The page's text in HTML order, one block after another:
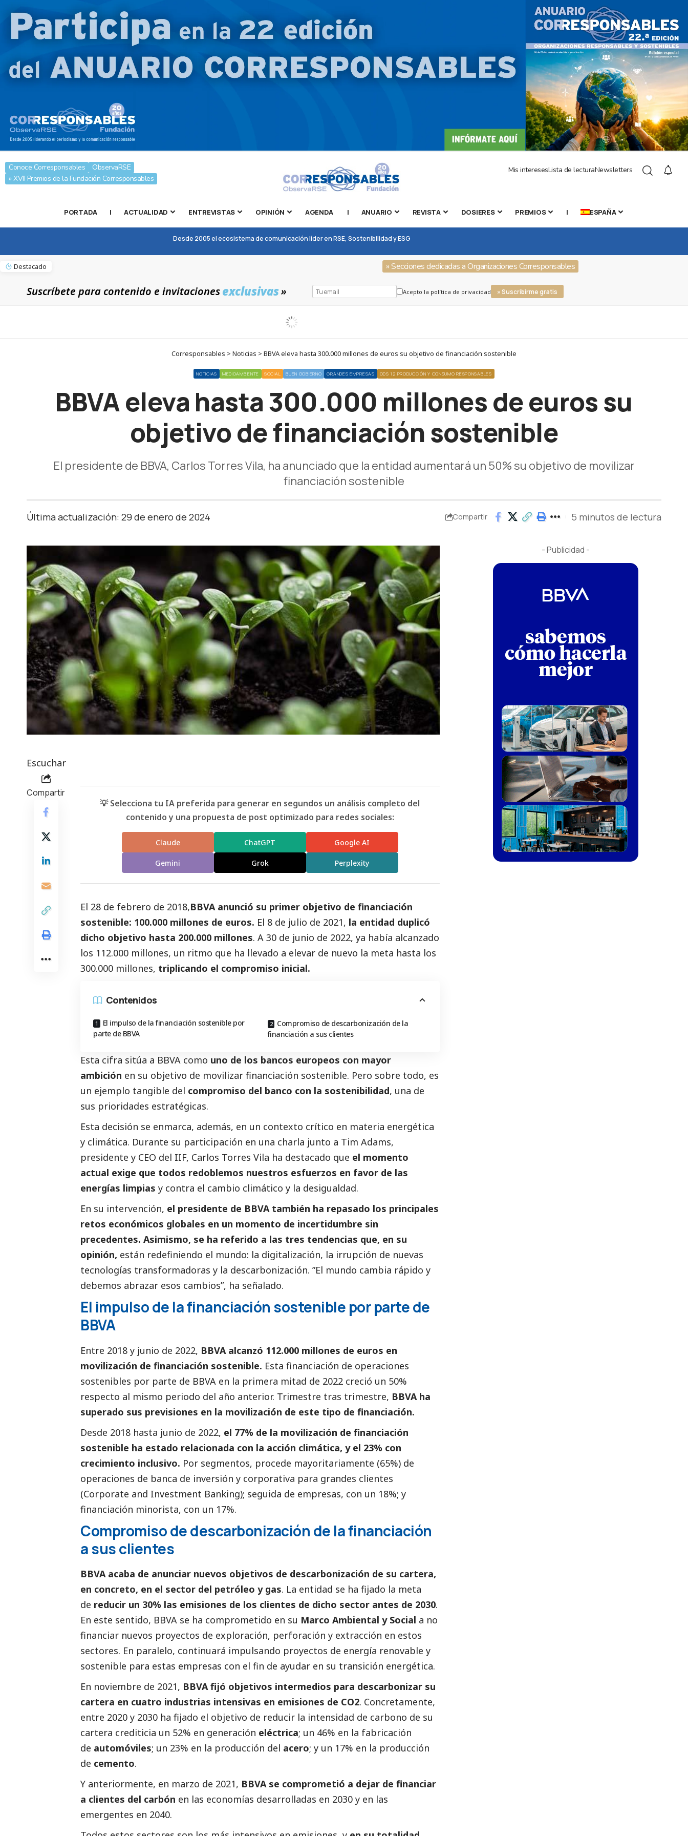
Conoce Corresponsables
ObservaRSE
» XVII Premios de la Fundación Corresponsables
Mis interesesLista de lecturaNewsletters
PORTADA | ACTUALIDAD ENTREVISTAS OPINIÓN AGENDA | ANUARIO REVISTA DOSIERES PREMIOS | ESPAÑA
Desde 2005 el ecosistema de comunicación líder en RSE, Sostenibilidad y ESG
Destacado » Secciones dedicadas a Organizaciones Corresponsables
Suscríbete para contenido e invitacionesexclusivas» Acepto la política de privacidad » Suscribirme gratis
Corresponsables > Noticias > BBVA eleva hasta 300.000 millones de euros su objetivo de financiación sostenible
NOTICIAS MEDIOAMBIENTE SOCIAL BUEN GOBIERNO GRANDES EMPRESAS ODS 12 PRODUCCIÓN Y CONSUMO RESPONSABLES
BBVA eleva hasta 300.000 millones de euros su
objetivo de financiación sostenible
El presidente de BBVA, Carlos Torres Vila, ha anunciado que la entidad aumentará un 50% su objetivo de movilizar
financiación sostenible
Última actualización: 29 de enero de 2024 Compartir 5 minutos de lectura
Escuchar
Compartir
💡 Selecciona tu IA preferida para generar en segundos un análisis completo del
contenido y una propuesta de post optimizado para redes sociales:
Claude ChatGPT Google AI
Gemini Grok Perplexity
El 28 de febrero de 2018,BBVA anunció su primer objetivo de financiación
sostenible: 100.000 millones de euros. El 8 de julio de 2021, la entidad duplicó
dicho objetivo hasta 200.000 millones. A 30 de junio de 2022, ya había alcanzado
los 112.000 millones, un ritmo que ha llevado a elevar de nuevo la meta hasta los
300.000 millones, triplicando el compromiso inicial.
Contenidos
El impulso de la financiación sostenible por
parte de BBVA
Compromiso de descarbonización de la
financiación a sus clientes
Esta cifra sitúa a BBVA como uno de los bancos europeos con mayor
ambición en su objetivo de movilizar financiación sostenible. Pero sobre todo, es
un ejemplo tangible del compromiso del banco con la sostenibilidad, una de
sus prioridades estratégicas.
Esta decisión se enmarca, además, en un contexto crítico en materia energética
y climática. Durante su participación en una charla junto a Tim Adams,
presidente y CEO del IIF, Carlos Torres Vila ha destacado que el momento
actual exige que todos redoblemos nuestros esfuerzos en favor de las
energías limpias y contra el cambio climático y la desigualdad.
En su intervención, el presidente de BBVA también ha repasado los principales
retos económicos globales en un momento de incertidumbre sin
precedentes. Asimismo, se ha referido a las tres tendencias que, en su
opinión, están redefiniendo el mundo: la digitalización, la irrupción de nuevas
tecnologías transformadoras y la descarbonización. ”El mundo cambia rápido y
debemos abrazar esos cambios”, ha señalado.
El impulso de la financiación sostenible por parte de
BBVA
Entre 2018 y junio de 2022, BBVA alcanzó 112.000 millones de euros en
movilización de financiación sostenible. Esta financiación de operaciones
sostenibles por parte de BBVA en la primera mitad de 2022 creció un 50%
respecto al mismo periodo del año anterior. Trimestre tras trimestre, BBVA ha
superado sus previsiones en la movilización de este tipo de financiación.
Desde 2018 hasta junio de 2022, el 77% de la movilización de financiación
sostenible ha estado relacionada con la acción climática, y el 23% con
crecimiento inclusivo. Por segmentos, procede mayoritariamente (65%) de
operaciones de banca de inversión y corporativa para grandes clientes
(Corporate and Investment Banking); seguida de empresas, con un 18%; y
financiación minorista, con un 17%.
Compromiso de descarbonización de la financiación
a sus clientes
BBVA acaba de anunciar nuevos objetivos de descarbonización de su cartera,
en concreto, en el sector del petróleo y gas. La entidad se ha fijado la meta
de reducir un 30% las emisiones de los clientes de dicho sector antes de 2030.
En este sentido, BBVA se ha comprometido en su Marco Ambiental y Social a no
financiar nuevos proyectos de exploración, perforación y extracción en estos
sectores. En paralelo, continuará impulsando proyectos de energía renovable y
sostenible para estas empresas con el fin de ayudar en su transición energética.
En noviembre de 2021, BBVA fijó objetivos intermedios para descarbonizar su
cartera en cuatro industrias intensivas en emisiones de CO2. Concretamente,
entre 2020 y 2030 ha fijado el objetivo de reducir la intensidad de carbono de su
cartera crediticia un 52% en generación eléctrica; un 46% en la fabricación
de automóviles; un 23% en la producción del acero; y un 17% en la producción
de cemento.
Y anteriormente, en marzo de 2021, BBVA se comprometió a dejar de financiar
a clientes del carbón en las economías desarrolladas en 2030 y en las
emergentes en 2040.
- Publicidad -